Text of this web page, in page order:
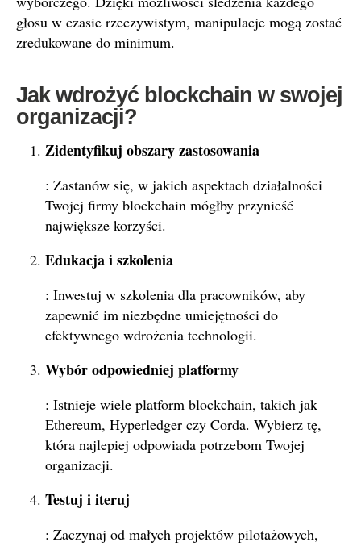
głosu w czasie rzeczywistym, manipulacje mogą zostać
zredukowane do minimum.
Jak wdrożyć blockchain w swojej
organizacji?
Zidentyfikuj obszary zastosowania
: Zastanów się, w jakich aspektach działalności
Twojej firmy blockchain mógłby przynieść
największe korzyści.
Edukacja i szkolenia
: Inwestuj w szkolenia dla pracowników, aby
zapewnić im niezbędne umiejętności do
efektywnego wdrożenia technologii.
Wybór odpowiedniej platformy
: Istnieje wiele platform blockchain, takich jak
Ethereum, Hyperledger czy Corda. Wybierz tę,
która najlepiej odpowiada potrzebom Twojej
organizacji.
Testuj i iteruj
: Zaczynaj od małych projektów pilotażowych,